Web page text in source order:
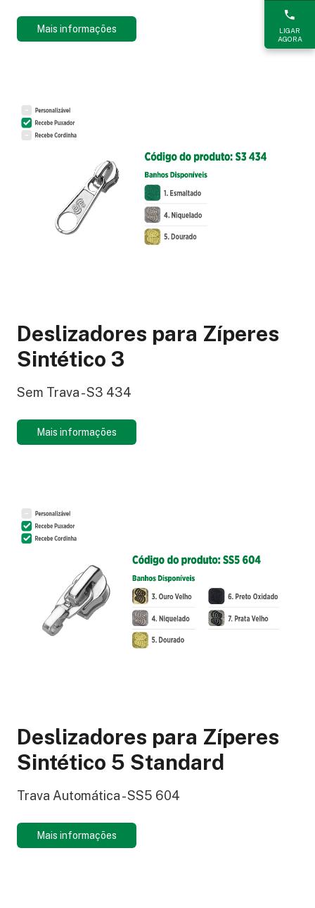
Mais informações
Deslizadores para Zíperes
Sintético 3
Sem Trava - S3 434
Mais informações
Deslizadores para Zíperes
Sintético 5 Standard
Trava Automática - SS5 604
Mais informações
LIGAR
AGORA